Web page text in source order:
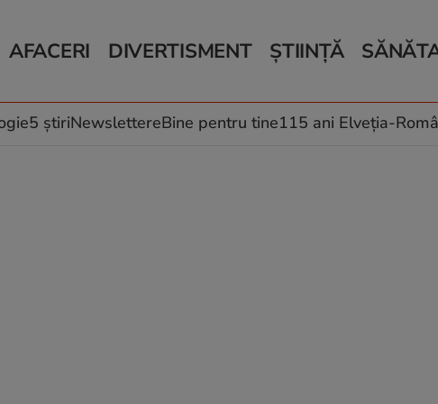
AFACERI
Auto
Locuri de muncă
DIVERTISMENT
Horoscop
Muzică și Filme
ȘTIINȚĂ
Schimbări climatice
Relații
Rețete
5 știriNewslettereBine pentru tine115 ani Elveția-